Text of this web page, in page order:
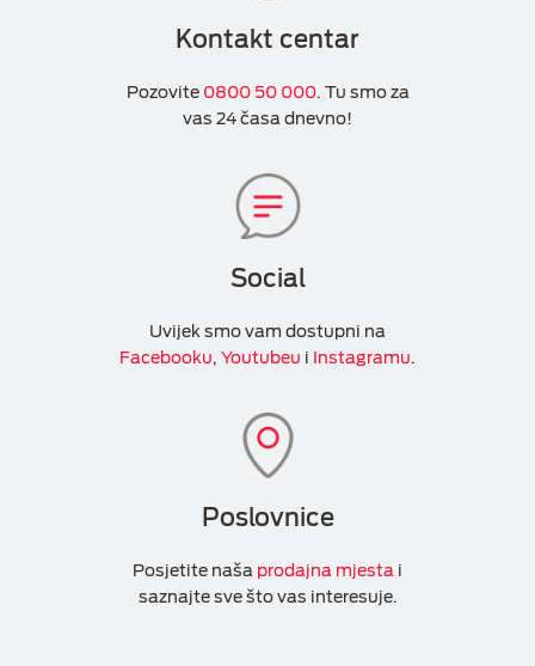
Kontakt centar
Pozovite 0800 50 000. Tu smo za
vas 24 časa dnevno!
Social
Uvijek smo vam dostupni na
Facebooku, Youtubeu i Instagramu.
Poslovnice
Posjetite naša prodajna mjesta i
saznajte sve što vas interesuje.